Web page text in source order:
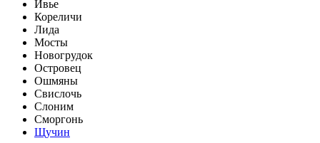
Ивье
Кореличи
Лида
Мосты
Новогрудок
Островец
Ошмяны
Свислочь
Слоним
Сморгонь
Щучин